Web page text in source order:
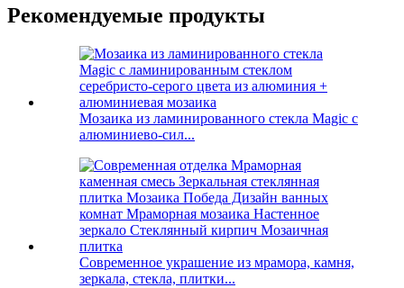
Рекомендуемые продукты
Мозаика из ламинированного стекла Magic с
алюминиево-сил...
Современное украшение из мрамора, камня,
зеркала, стекла, плитки...